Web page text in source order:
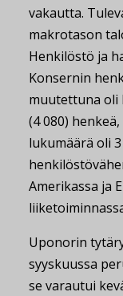
vakautta.
makrotason
Henkilöstö ja
Konsernin
muutettuna oli
(4 080)
lukumäärä oli
Amerikassa ja
Uponorin
syyskuussa
se varautui